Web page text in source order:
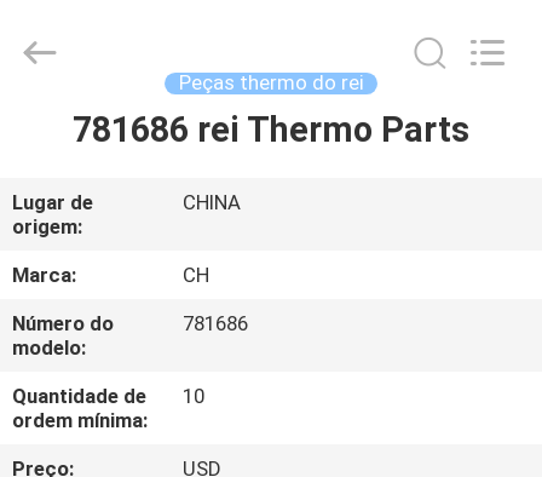
PARA
PRODUTOS
SOBRE
NÓS
INDUSTRY
Peças thermo do rei
781686 rei Thermo Parts
Lugar de
origem:
CHINA
Marca:
CH
Número do
modelo:
781686
Quantidade de
ordem mínima:
10
Preço:
USD